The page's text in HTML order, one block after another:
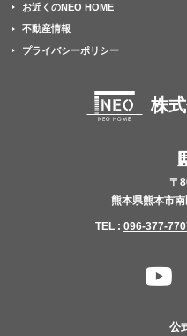
お近くのNEO HOME
不動産情報
プライバシーポリシー
株
〒
熊本県熊本市
TEL : 096-377-
公